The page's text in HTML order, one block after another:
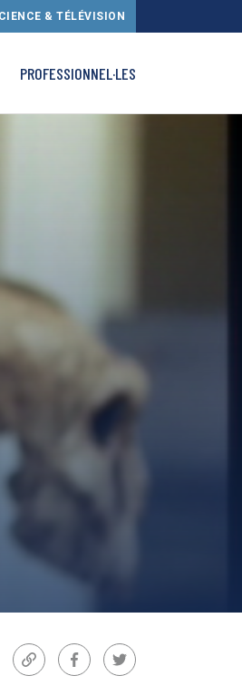
& TÉLÉVISION
PROFESSIONNEL·LES
Lien FacebookTwitter